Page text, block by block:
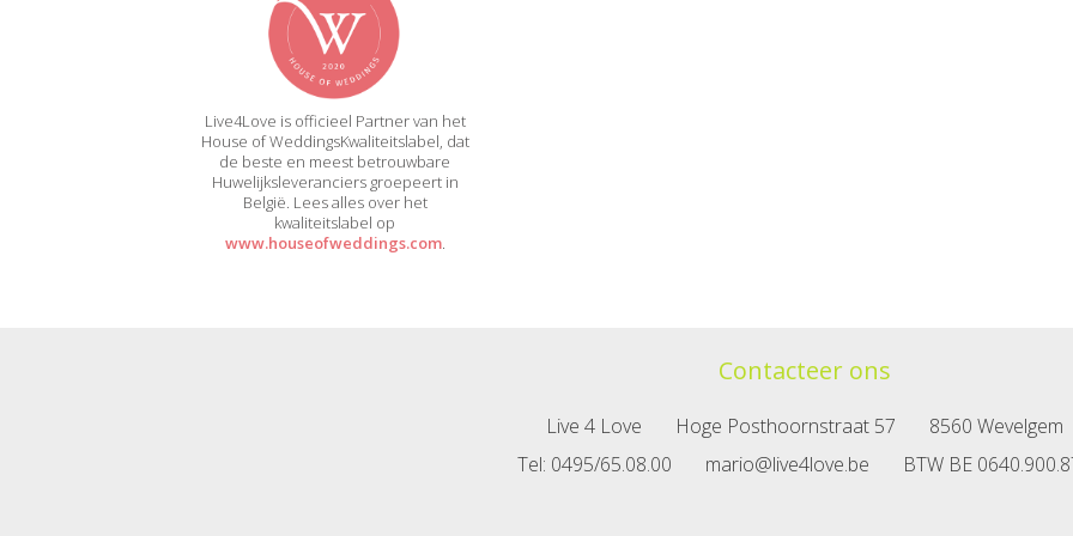
Live4Love is officieel Partner van het
House of WeddingsKwaliteitslabel, dat
de beste en meest betrouwbare
Huwelijksleveranciers groepeert in
België. Lees alles over het
kwaliteitslabel op
www.houseofweddings.com.
Contacteer ons
Live 4 Love Hoge Posthoornstraat 57
8560 Wevelgem
Tel: 0495/65.08.00 mario@live4love.be BTW BE